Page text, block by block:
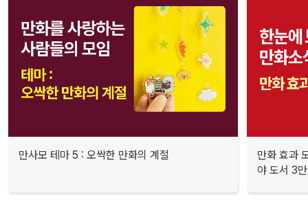
만사모 테마 5 : 오싹한 만화의 계절
만화 효과
야 도서 3